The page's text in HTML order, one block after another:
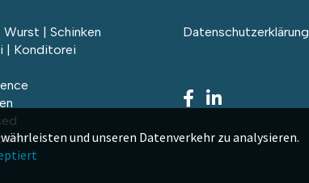
Wurst | Schinken
| Konditorei
Datenschutzerklärung
und unseren Datenverkehr zu analysieren.